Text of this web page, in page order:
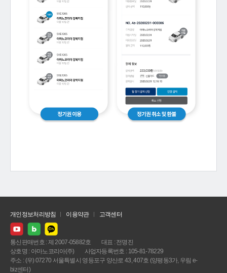
개인정보처리방침 이용약관 고객센터
통신판매번호 : 제 2007-05882호
대표 : 전명진
상호명 : 아마노코리아(주)
사업자등록번호 : 105-81-78229
주소 : (우) 07270 서울특별시 영등포구 양산로 43, 407호 (양평동3가, 우림 e-
biz센터)